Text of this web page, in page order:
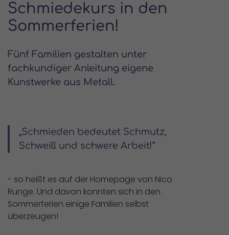
Schmiedekurs in den
Sommerferien!
Fünf Familien gestalten unter
fachkundiger Anleitung eigene
Kunstwerke aus Metall.
„Schmieden bedeutet Schmutz,
Schweiß und schwere Arbeit!“
- so heißt es auf der Homepage von Nico
Runge. Und davon konnten sich in den
Sommerferien einige Familien selbst
überzeugen!